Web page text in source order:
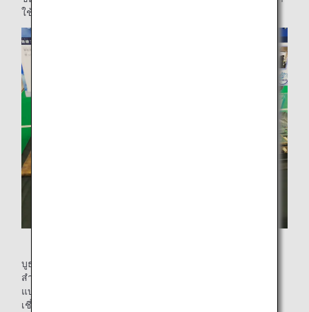
ใช้ใหม่
บูธจัดแสดงสิ่งของของ JAXA จัดแสดงแบบจำลองดาวเทียม
สำรวจก๊าซเรือนกระจก “IBUKI (GOSAT)” ในขนาด 1/10 และ
แบบจำลองขนาดจริงของเซ็นเซอร์แต่ละชนิด ฯลฯ คุณคุเซะ ผู้
เชี่ยวชาญที่มีชื่อเสียงระดับโลกในการสำรวจก๊าซเรือนกระจก